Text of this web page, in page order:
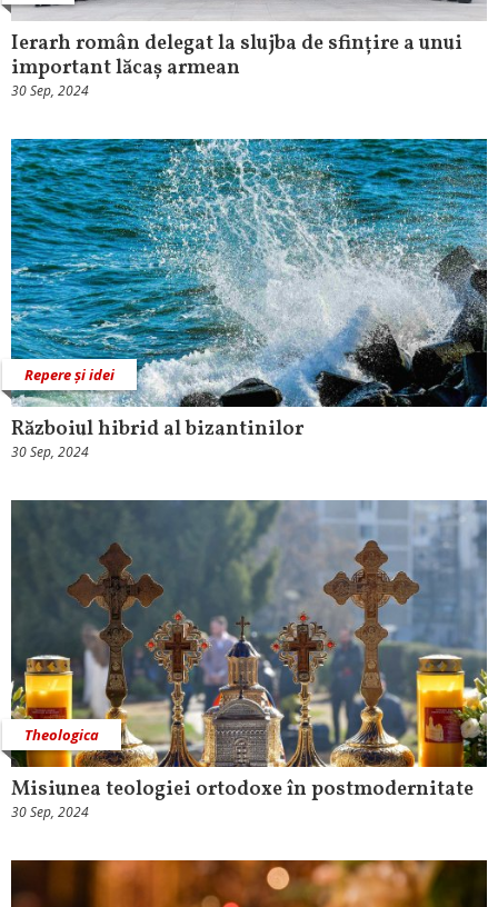
Ierarh român delegat la slujba de sfințire a unui
important lăcaș armean
30 Sep, 2024
Repere și idei
Războiul hibrid al bizantinilor
30 Sep, 2024
Theologica
Misiunea teologiei ortodoxe în postmodernitate
30 Sep, 2024